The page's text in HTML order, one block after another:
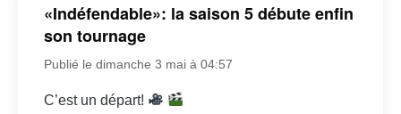
«Indéfendable»: la saison 5 débute enfin
son tournage
Publié le dimanche 3 mai à 04:57
C’est un départ!